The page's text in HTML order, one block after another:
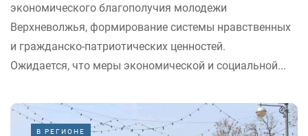
экономического благополучия молодежи
Верхневолжья, формирование системы нравственных
и гражданско-патриотических ценностей.
Ожидается, что меры экономической и социальной...
В РЕГИОНЕ